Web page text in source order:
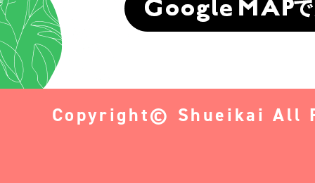
Copyright© Shueikai All